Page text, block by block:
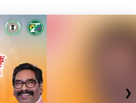
❯